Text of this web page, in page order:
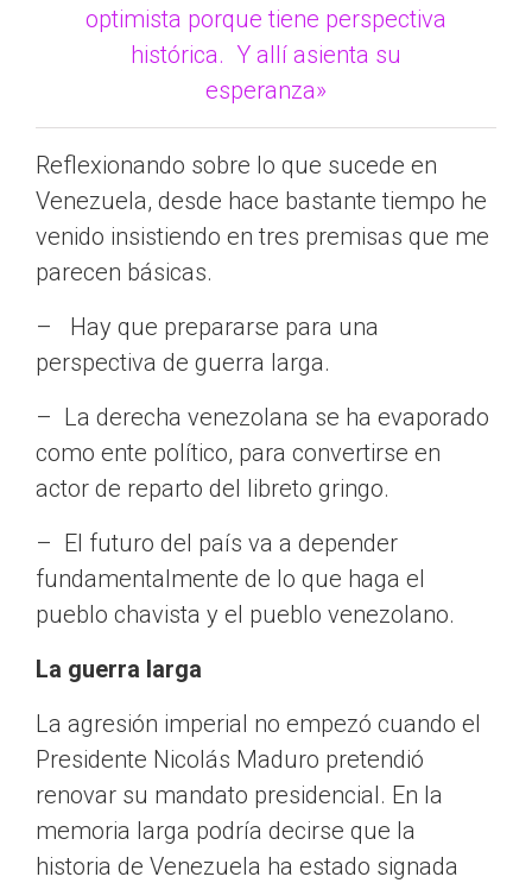
optimista porque tiene perspectiva
histórica. Y allí asienta su
esperanza»
Reflexionando sobre lo que sucede en
Venezuela, desde hace bastante tiempo he
venido insistiendo en tres premisas que me
parecen básicas.
– Hay que prepararse para una
perspectiva de guerra larga.
– La derecha venezolana se ha evaporado
como ente político, para convertirse en
actor de reparto del libreto gringo.
– El futuro del país va a depender
fundamentalmente de lo que haga el
pueblo chavista y el pueblo venezolano.
La guerra larga
La agresión imperial no empezó cuando el
Presidente Nicolás Maduro pretendió
renovar su mandato presidencial. En la
memoria larga podría decirse que la
historia de Venezuela ha estado signada